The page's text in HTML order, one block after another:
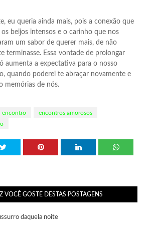
eu queria ainda mais, pois a conexão que
beijos intensos e o carinho que nos
um sabor de querer mais, de não
terminasse. Essa vontade de prolongar
aumenta a expectativa para o nosso
quando poderei te abraçar novamente e
memórias de nós.
encontro
encontros amorosos
VOCÊ GOSTE DESTAS POSTAGENS
daquela noite